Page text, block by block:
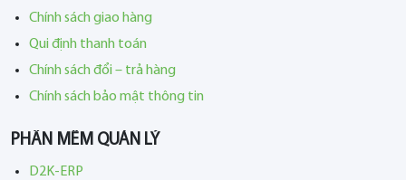
Chính sách giao hàng
Qui định thanh toán
Chính sách đổi – trả hàng
Chính sách bảo mật thông tin
PHẦN MỀM QUẢN LÝ
D2K-ERP